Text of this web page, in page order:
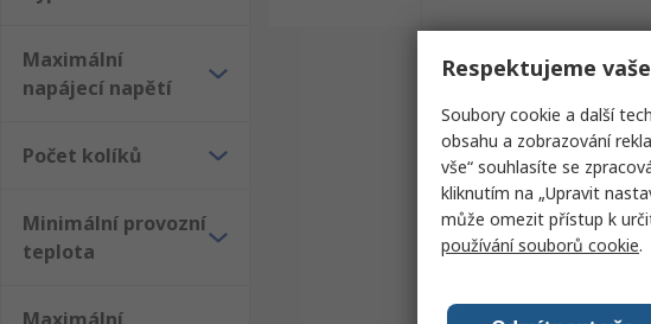
Maximální
napájecí napětí
Počet kolíků
Minimální provozní
teplota
Respektujeme
Soubory cookie a další
obsahu a zobrazování
vše“ souhlasíte se
kliknutím na „Upravit
může omezit přístup k
používání souborů cookie.